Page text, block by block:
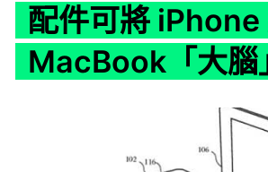
配件可將 iPhone
MacBook「大腦